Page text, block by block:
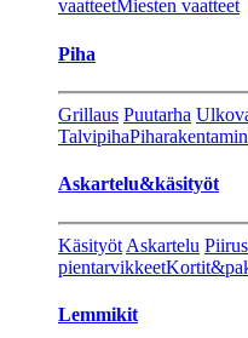
vaatteetMiesten vaatteet
Piha
Grillaus Puutarha
Talvipiha
Askartelu&käsityöt
Käsityöt Askartelu
pientarvikkeet
Lemmikit